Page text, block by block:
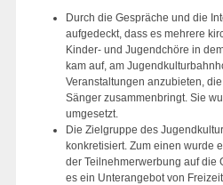
Durch die Gespräche und die
aufgedeckt, dass es mehrere
Kinder- und Jugendchöre in
kam auf, am
Veranstaltungen anzubieten,
Sänger zusammenbringt. Sie
umgesetzt.
Die Zielgruppe des
konkretisiert. Zum einen wurde
der Teilnehmerwerbung auf die
es ein Unterangebot von